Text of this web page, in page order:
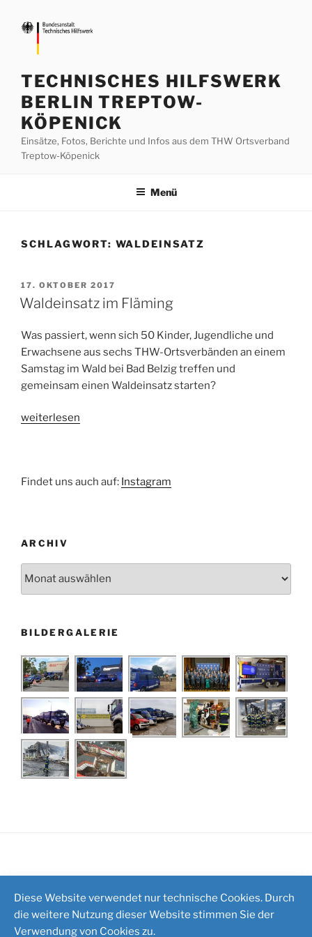
Inhalt
springen
TECHNISCHES HILFSWERK
BERLIN TREPTOW-
KÖPENICK
Einsätze, Fotos, Berichte und Infos aus dem THW Ortsverband
Treptow-Köpenick
Menü
SCHLAGWORT: WALDEINSATZ
VERÖFFENTLICHT
AM
17. OKTOBER 2017
Waldeinsatz im Fläming
Was passiert, wenn sich 50 Kinder, Jugendliche und
Erwachsene aus sechs THW-Ortsverbänden an einem
Samstag im Wald bei Bad Belzig treffen und
gemeinsam einen Waldeinsatz starten?
„Waldeinsatz
weiterlesen
Findet uns auch auf: Instagram
ARCHIV
BILDERGALERIE
Diese Website verwendet nur technische Cookies. Durch
die weitere Nutzung dieser Website stimmen Sie der
Verwendung von Cookies zu.